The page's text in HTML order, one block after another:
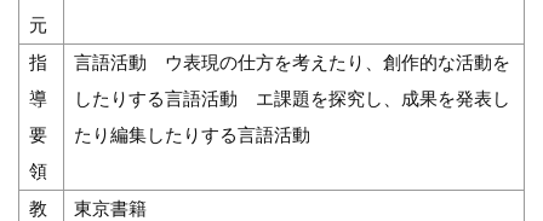
元
指
導
要
領
言語活動 ウ表現の仕方を考えたり、創作的な活動を
したりする言語活動 エ課題を探究し、成果を発表し
たり編集したりする言語活動
教
東京書籍